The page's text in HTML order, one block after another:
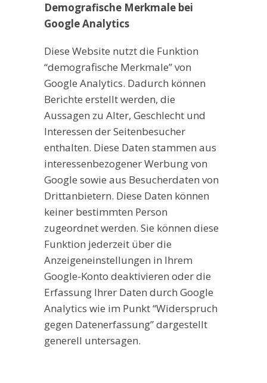
Demografische Merkmale bei
Google Analytics
Diese Website nutzt die Funktion
“demografische Merkmale” von
Google Analytics. Dadurch können
Berichte erstellt werden, die
Aussagen zu Alter, Geschlecht und
Interessen der Seitenbesucher
enthalten. Diese Daten stammen aus
interessenbezogener Werbung von
Google sowie aus Besucherdaten von
Drittanbietern. Diese Daten können
keiner bestimmten Person
zugeordnet werden. Sie können diese
Funktion jederzeit über die
Anzeigeneinstellungen in Ihrem
Google-Konto deaktivieren oder die
Erfassung Ihrer Daten durch Google
Analytics wie im Punkt “Widerspruch
gegen Datenerfassung” dargestellt
generell untersagen.